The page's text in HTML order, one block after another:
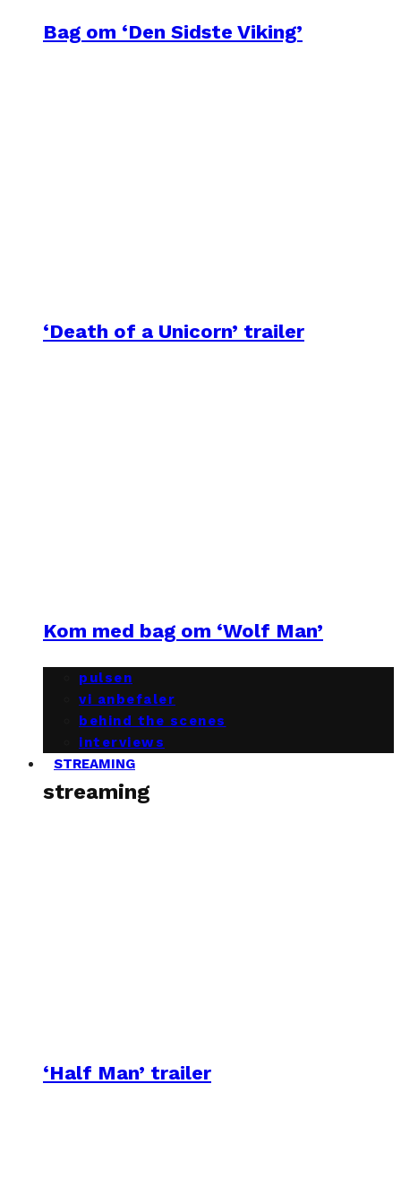
Bag om ‘Den Sidste Viking’
‘Death of a Unicorn’ trailer
Kom med bag om ‘Wolf Man’
pulsen
vi anbefaler
behind the scenes
interviews
STREAMING
streaming
‘Half Man’ trailer